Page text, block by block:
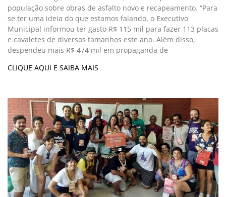
população sobre obras de asfalto novo e recapeamento. “Para
se ter uma ideia do que estamos falando, o Executivo
Municipal informou ter gasto R$ 115 mil para fazer 113 placas
e cavaletes de diversos tamanhos este ano. Além disso,
despendeu mais R$ 474 mil em propaganda de
CLIQUE AQUI E SAIBA MAIS